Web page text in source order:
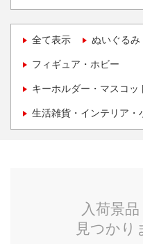
全て表示 ぬいぐるみ
フィギュア・ホビー
キーホルダー・マスコッ
生活雑貨・インテリア・